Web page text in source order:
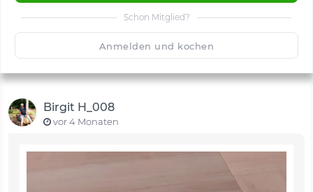
Schon Mitglied?
Anmelden und kochen
🙂 Speichern
Birgit H_008
vor 4 Monaten